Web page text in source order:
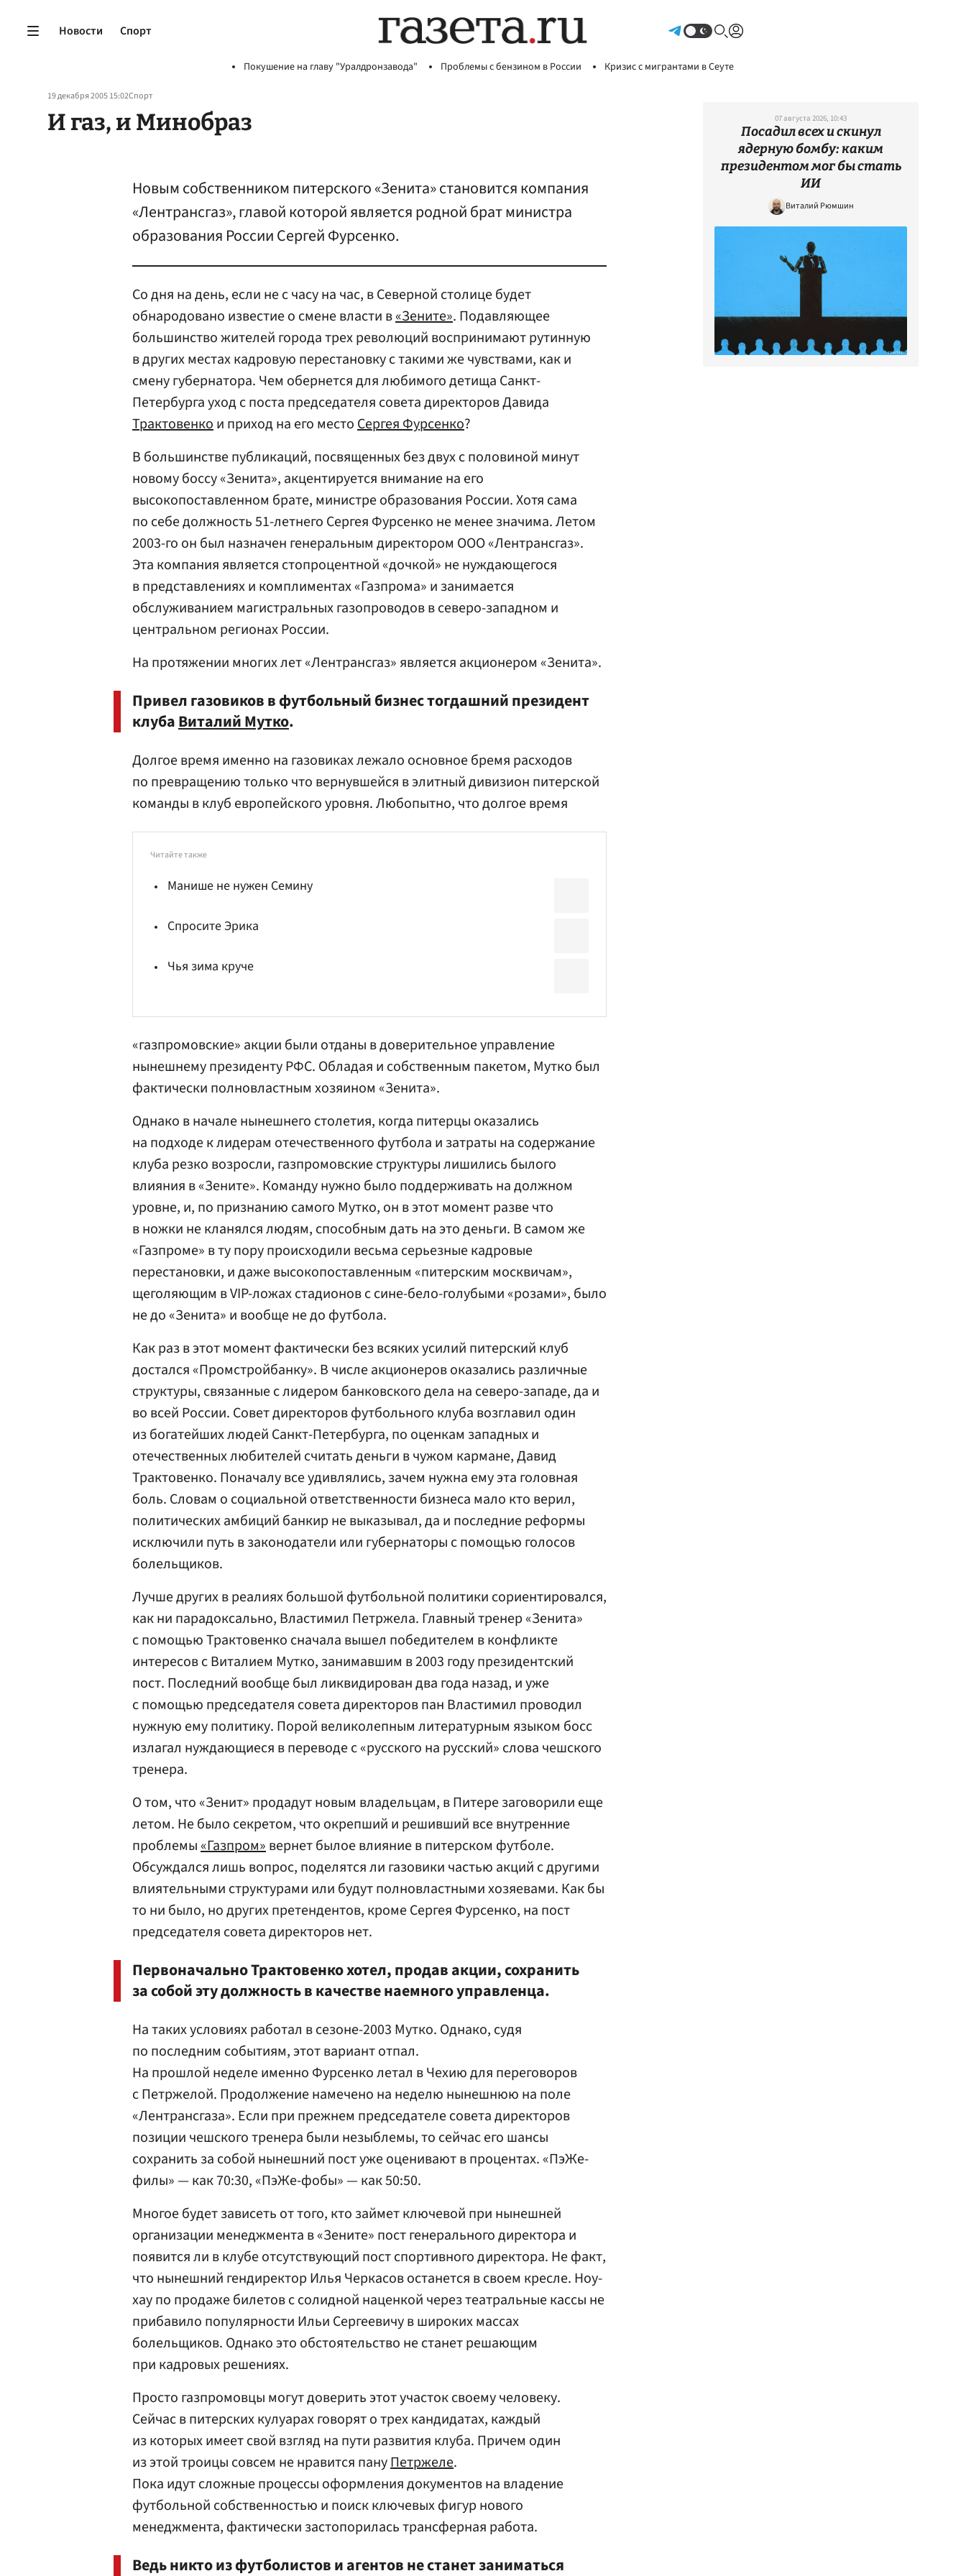
Новости Спорт
Покушение на главу "Уралдронзавода" Проблемы с бензином в России Кризис с мигрантами в Сеуте
19 декабря 2005 15:02Спорт
И газ, и Минобраз
Новым собственником питерского «Зенита» становится компания
«Лентрансгаз», главой которой является родной брат министра
образования России Сергей Фурсенко.
Со дня на день, если не с часу на час, в Северной столице будет
обнародовано известие о смене власти в«Зените». Подавляющее
большинство жителей города трех революций воспринимают рутинную
в других местах кадровую перестановку с такими же чувствами, как и
смену губернатора. Чем обернется для любимого детища Санкт-
Петербурга уход с поста председателя совета директоров Давида
Трактовенкои приход на его местоСергея Фурсенко?
В большинстве публикаций, посвященных без двух с половиной минут
новому боссу «Зенита», акцентируется внимание на его
высокопоставленном брате, министре образования России. Хотя сама
по себе должность 51-летнего Сергея Фурсенко не менее значима. Летом
2003-го он был назначен генеральным директором ООО «Лентрансгаз».
Эта компания является стопроцентной «дочкой» не нуждающегося
в представлениях и комплиментах «Газпрома» и занимается
обслуживанием магистральных газопроводов в северо-западном и
центральном регионах России.
На протяжении многих лет «Лентрансгаз» является акционером «Зенита».
Привел газовиков в футбольный бизнес тогдашний президент
клубаВиталий Мутко.
Долгое время именно на газовиках лежало основное бремя расходов
по превращению только что вернувшейся в элитный дивизион питерской
команды в клуб европейского уровня. Любопытно, что долгое время
Читайте также
Манише не нужен Семину
Спросите Эрика
Чья зима круче
«газпромовские» акции были отданы в доверительное управление
нынешнему президентуРФС. Обладая и собственным пакетом, Мутко был
фактически полновластным хозяином «Зенита».
Однако в начале нынешнего столетия, когда питерцы оказались
на подходе к лидерам отечественного футбола и затраты на содержание
клуба резко возросли, газпромовские структуры лишились былого
влияния в «Зените». Команду нужно было поддерживать на должном
уровне, и, по признанию самого Мутко, он в этот момент разве что
в ножки не кланялся людям, способным дать на это деньги. В самом же
«Газпроме» в ту пору происходили весьма серьезные кадровые
перестановки, и даже высокопоставленным «питерским москвичам»,
щеголяющим в VIP-ложах стадионов с сине-бело-голубыми «розами», было
не до «Зенита» и вообще не до футбола.
Как раз в этот момент фактически без всяких усилий питерский клуб
достался «Промстройбанку». В числе акционеров оказались различные
структуры, связанные с лидером банковского дела на северо-западе, да и
во всей России. Совет директоров футбольного клуба возглавил один
из богатейших людей Санкт-Петербурга, по оценкам западных и
отечественных любителей считать деньги в чужом кармане, Давид
Трактовенко. Поначалу все удивлялись, зачем нужна ему эта головная
боль. Словам о социальной ответственности бизнеса мало кто верил,
политических амбиций банкир не выказывал, да и последние реформы
исключили путь в законодатели или губернаторы с помощью голосов
болельщиков.
Лучше других в реалиях большой футбольной политики сориентировался,
как ни парадоксально, Властимил Петржела. Главный тренер «Зенита»
с помощью Трактовенко сначала вышел победителем в конфликте
интересов с Виталием Мутко, занимавшим в 2003 году президентский
пост. Последний вообще был ликвидирован два года назад, и уже
с помощью председателя совета директоров пан Властимил проводил
нужную ему политику. Порой великолепным литературным языком босс
излагал нуждающиеся в переводе с «русского на русский» слова чешского
тренера.
О том, что «Зенит» продадут новым владельцам, в Питере заговорили еще
летом. Не было секретом, что окрепший и решивший все внутренние
проблемы«Газпром»вернет былое влияние в питерском футболе.
Обсуждался лишь вопрос, поделятся ли газовики частью акций с другими
влиятельными структурами или будут полновластными хозяевами. Как бы
то ни было, но других претендентов, кроме Сергея Фурсенко, на пост
председателя совета директоров нет.
Первоначально Трактовенко хотел, продав акции, сохранить
за собой эту должность в качестве наемного управленца.
На таких условиях работал в сезоне-2003 Мутко. Однако, судя
по последним событиям, этот вариант отпал.
На прошлой неделе именно Фурсенко летал в Чехию для переговоров
с Петржелой. Продолжение намечено на неделю нынешнюю на поле
«Лентрансгаза». Если при прежнем председателе совета директоров
позиции чешского тренера были незыблемы, то сейчас его шансы
сохранить за собой нынешний пост уже оценивают в процентах. «ПэЖе-
филы» — как 70:30, «ПэЖе-фобы» — как 50:50.
Многое будет зависеть от того, кто займет ключевой при нынешней
организации менеджмента в «Зените» пост генерального директора и
появится ли в клубе отсутствующий пост спортивного директора. Не факт,
что нынешний гендиректор Илья Черкасов останется в своем кресле. Ноу-
хау по продаже билетов с солидной наценкой через театральные кассы не
прибавило популярности Ильи Сергеевичу в широких массах
болельщиков. Однако это обстоятельство не станет решающим
при кадровых решениях.
Просто газпромовцы могут доверить этот участок своему человеку.
Сейчас в питерских кулуарах говорят о трех кандидатах, каждый
из которых имеет свой взгляд на пути развития клуба. Причем один
из этой троицы совсем не нравится пануПетржеле.
Пока идут сложные процессы оформления документов на владение
футбольной собственностью и поиск ключевых фигур нового
менеджмента, фактически застопорилась трансферная работа.
Ведь никто из футболистов и агентов не станет заниматься
07 августа 2026, 10:43
Посадил всех и скинул
ядерную бомбу: каким
президентом мог бы стать
ИИ
Виталий Рюмшин